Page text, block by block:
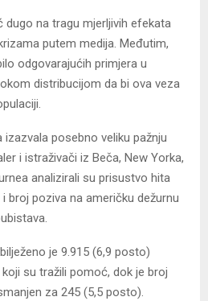
dugo na tragu mjerljivih efekata
putem medija. Međutim,
odgovarajućih primjera u
distribucijom da bi ova veza
izazvala posebno veliku pažnju
i istraživači iz Beča, New Yorka,
analizirali su prisustvo hita
broj poziva na američku dežurnu
je 9.915 (6,9 posto)
su tražili pomoć, dok je broj
za 245 (5,5 posto).